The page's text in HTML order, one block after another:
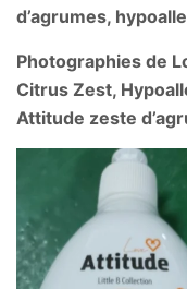
d’agrumes,
Photographies de
Citrus Zest,
Attitude zeste